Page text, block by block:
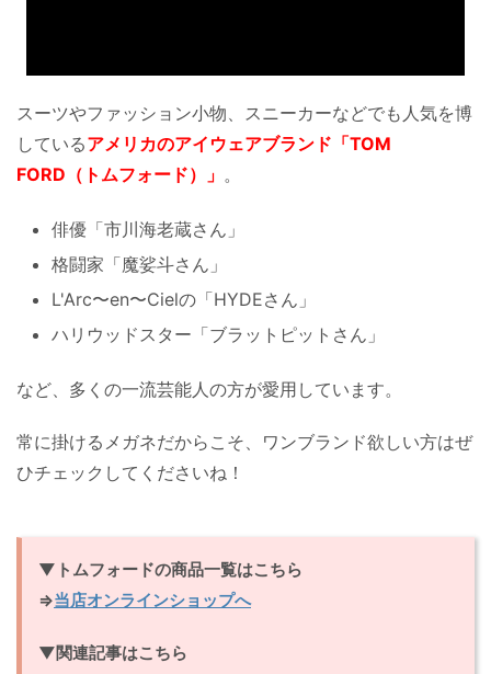
スーツやファッション小物、スニーカーなどでも人気を博
しているアメリカのアイウェアブランド「TOM
FORD（トムフォード）」 。
俳優「市川海老蔵さん」
格闘家「魔娑斗さん」
L'Arc〜en〜Cielの「HYDEさん」
ハリウッドスター「ブラットピットさん」
など、多くの一流芸能人の方が愛用しています。
常に掛けるメガネだからこそ、ワンブランド欲しい方はぜ
ひチェックしてくださいね！
▼トムフォードの商品一覧はこちら
⇒当店オンラインショップへ
▼関連記事はこちら